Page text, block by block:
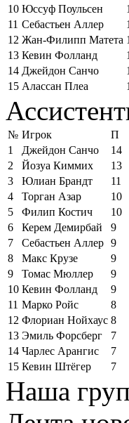
10 Юссуф Поульсен
11 Себастьен Аллер
12 Жан-Филипп Матета
13 Кевин Фолланд
14 Джейдон Санчо
15 Алассан Плеа
№ Игрок
П
1
Джейдон Санчо
14
2
Йозуа Киммих
13
3
Юлиан Брандт
11
4
Торган Азар
10
5
Филип Костич
10
6
Керем Демирбай
9
7
Себастьен Аллер 9
8
Макс Крузе
9
9
Томас Мюллер
9
10 Кевин Фолланд
9
11 Марко Ройс
8
12 Флориан Нойхаус 8
13 Эмиль Форсберг
7
14 Чарлес Арангис
7
15 Кевин Штёгер 7
Наша